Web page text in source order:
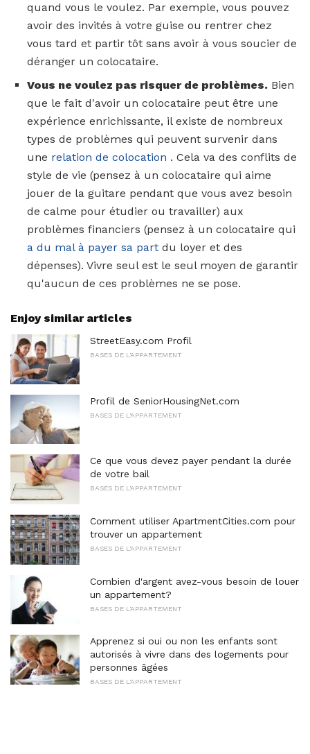
quand vous le voulez. Par exemple, vous pouvez
avoir des invités à votre guise ou rentrer chez
vous tard et partir tôt sans avoir à vous soucier de
déranger un colocataire.
Vous ne voulez pas risquer de problèmes. Bien
que le fait d'avoir un colocataire peut être une
expérience enrichissante, il existe de nombreux
types de problèmes qui peuvent survenir dans
une relation de colocation . Cela va des conflits de
style de vie (pensez à un colocataire qui aime
jouer de la guitare pendant que vous avez besoin
de calme pour étudier ou travailler) aux
problèmes financiers (pensez à un colocataire qui
a du mal à payer sa part du loyer et des
dépenses). Vivre seul est le seul moyen de garantir
qu'aucun de ces problèmes ne se pose.
Enjoy similar articles
StreetEasy.com Profil
BASES DE L'APPARTEMENT
Profil de SeniorHousingNet.com
BASES DE L'APPARTEMENT
Ce que vous devez payer pendant la durée
de votre bail
BASES DE L'APPARTEMENT
Comment utiliser ApartmentCities.com pour
trouver un appartement
BASES DE L'APPARTEMENT
Combien d'argent avez-vous besoin de louer
un appartement?
BASES DE L'APPARTEMENT
Apprenez si oui ou non les enfants sont
autorisés à vivre dans des logements pour
personnes âgées
BASES DE L'APPARTEMENT